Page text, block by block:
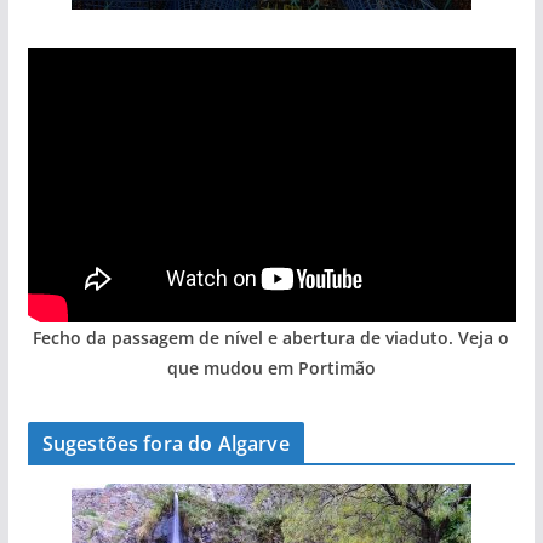
Fecho da passagem de nível e abertura de viaduto. Veja o
que mudou em Portimão
Sugestões fora do Algarve